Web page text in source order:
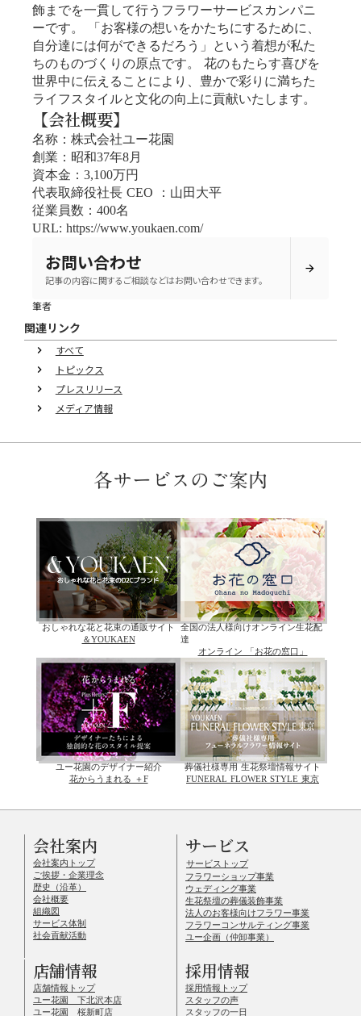
飾までを一貫して行うフラワーサービスカンパニ
ーです。 「お客様の想いをかたちにするために、
自分達には何ができるだろう」という着想が私た
ちのものづくりの原点です。 花のもたらす喜びを
世界中に伝えることにより、豊かで彩りに満ちた
ライフスタイルと文化の向上に貢献いたします。
【会社概要】
名称：株式会社ユー花園
創業：昭和37年8月
資本金：3,100万円
代表取締役社長 CEO ：山田大平
従業員数：400名
URL: https://www.youkaen.com/
お問い合わせ
記事の内容に関するご相談などはお問い合わせできます。
arrow_forward
筆者
関連リンク
keyboard_arrow_right すべて
keyboard_arrow_right トピックス
keyboard_arrow_right プレスリリース
keyboard_arrow_right メディア情報
各サービスのご案内
おしゃれな花と花束の通販サイト
＆YOUKAEN
全国の法人様向けオンライン生花配
達
オンライン 「お花の窓口」
ユー花園のデザイナー紹介
花からうまれる ＋F
葬儀社様専用 生花祭壇情報サイト
FUNERAL FLOWER STYLE 東京
会社案内
会社案内トップ
ご挨拶・企業理念
歴史（沿革）
会社概要
組織図
サービス体制
社会貢献活動
サービス
サービストップ
フラワーショップ事業
ウェディング事業
生花祭壇の葬儀装飾事業
法人のお客様向けフラワー事業
フラワーコンサルティング事業
ユー企画（仲卸事業）
店舗情報
店舗情報トップ
ユー花園 下北沢本店
ユー花園 桜新町店
採用情報
採用情報トップ
スタッフの声
スタッフの一日